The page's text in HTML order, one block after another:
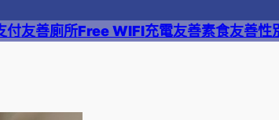
付友善廁所Free WIFI充電友善素食友善性